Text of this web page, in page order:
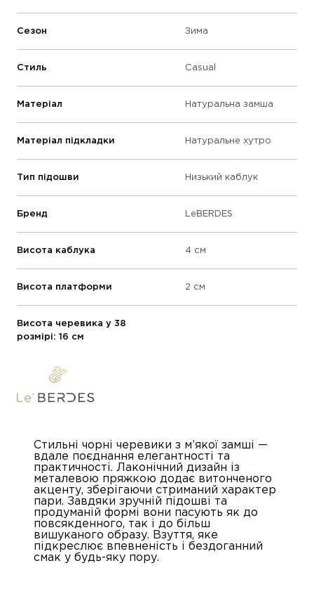
Сезон Зима
Стиль Casual
Матеріал Натуральна замша
Матеріал підкладки Натуральне хутро
Тип підошви Низький каблук
Бренд LeBERDES
Висота каблука 4 см
Висота платформи 2 см
Висота черевика у 38
розмірі: 16 см
Стильні чорні черевики з м’якої замші —
вдале поєднання елегантності та
практичності. Лаконічний дизайн із
металевою пряжкою додає витонченого
акценту, зберігаючи стриманий характер
пари. Завдяки зручній підошві та
продуманій формі вони пасують як до
повсякденного, так і до більш
вишуканого образу. Взуття, яке
підкреслює впевненість і бездоганний
смак у будь-яку пору.